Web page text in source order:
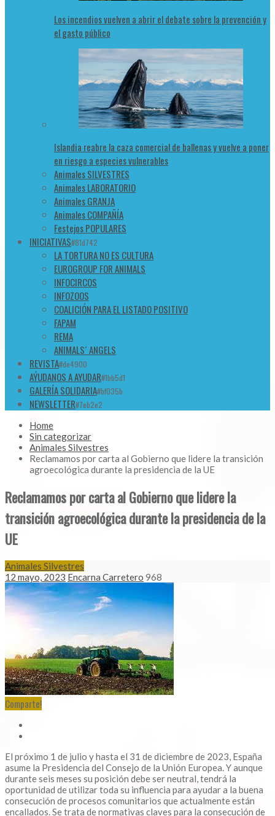
Los incendios vuelven a abrir el debate sobre la prevención y
el gasto público
Islandia reabre la caza comercial de ballenas y vuelve a poner
en riesgo a especies vulnerables
Animales SILVESTRES
Animales LABORATORIO
Animales GRANJA
Animales COMPAÑÍA
Festejos POPULARES
INICIATIVAS#81d742
LA TORTURA NO ES CULTURA
EUROGROUP FOR ANIMALS
INFOCIRCOS
INFOZOOS
COALICIÓN PARA EL LISTADO POSITIVO
FAPAM
REMA
ANIMALS´ ANGELS
REVISTA#de4900
AÝUDANOS A AYUDAR#1bb5d1
GALERÍA SOLIDARIA#bf035b
NEWSLETTER#7eb2e2
Home
Sin categorizar
Animales Silvestres
Reclamamos por carta al Gobierno que lidere la transición
agroecológica durante la presidencia de la UE
Reclamamos por carta al Gobierno que lidere la
transición agroecológica durante la presidencia de la
UE
Animales Silvestres
12 mayo, 2023 Encarna Carretero 968
Comparte!
El próximo 1 de julio y hasta el 31 de diciembre de 2023, España
asume la Presidencia del Consejo de la Unión Europea. Y aunque
durante seis meses su posición debe ser neutral, tendrá la
oportunidad de utilizar toda su influencia para ayudar a la buena
consecución de procesos comunitarios que actualmente están
encallados. Se trata de normativas claves para la consecución de